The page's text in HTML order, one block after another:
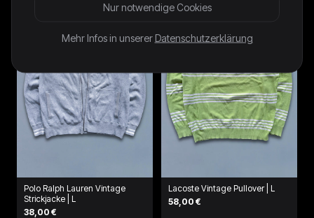
Polo Ralph Lauren Vintage
Strickjacke | L
38,00 €
Lacoste Vintage Pullover | L
58,00 €
Nur notwendige Cookies
Mehr Infos in unserer Datenschutzerklärung